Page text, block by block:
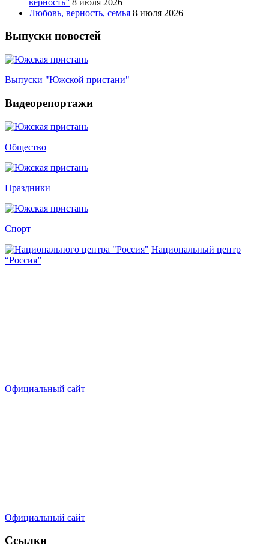
Любовь, верность, семья 8 июля 2026
Выпуски новостей
Выпуски "Южской пристани"
Видеорепортажи
Общество
Праздники
Спорт
Национальный центр
“Россия”
Официальный сайт
Официальный сайт
Ссылки